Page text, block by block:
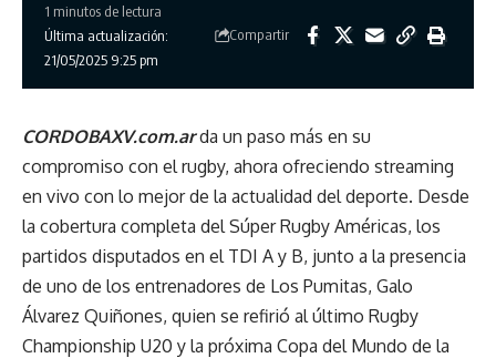
Última actualización:
21/05/2025 9:25 pm
1 minutos de lectura
Compartir
CORDOBAXV.com.arda un paso más en su
compromiso con el rugby, ahora ofreciendo streaming
en vivo con lo mejor de la actualidad del deporte. Desde
la cobertura completa del Súper Rugby Américas, los
partidos disputados en el TDI A y B, junto a la presencia
de uno de los entrenadores de Los Pumitas, Galo
Álvarez Quiñones, quien se refirió al último Rugby
Championship U20 y la próxima Copa del Mundo de la